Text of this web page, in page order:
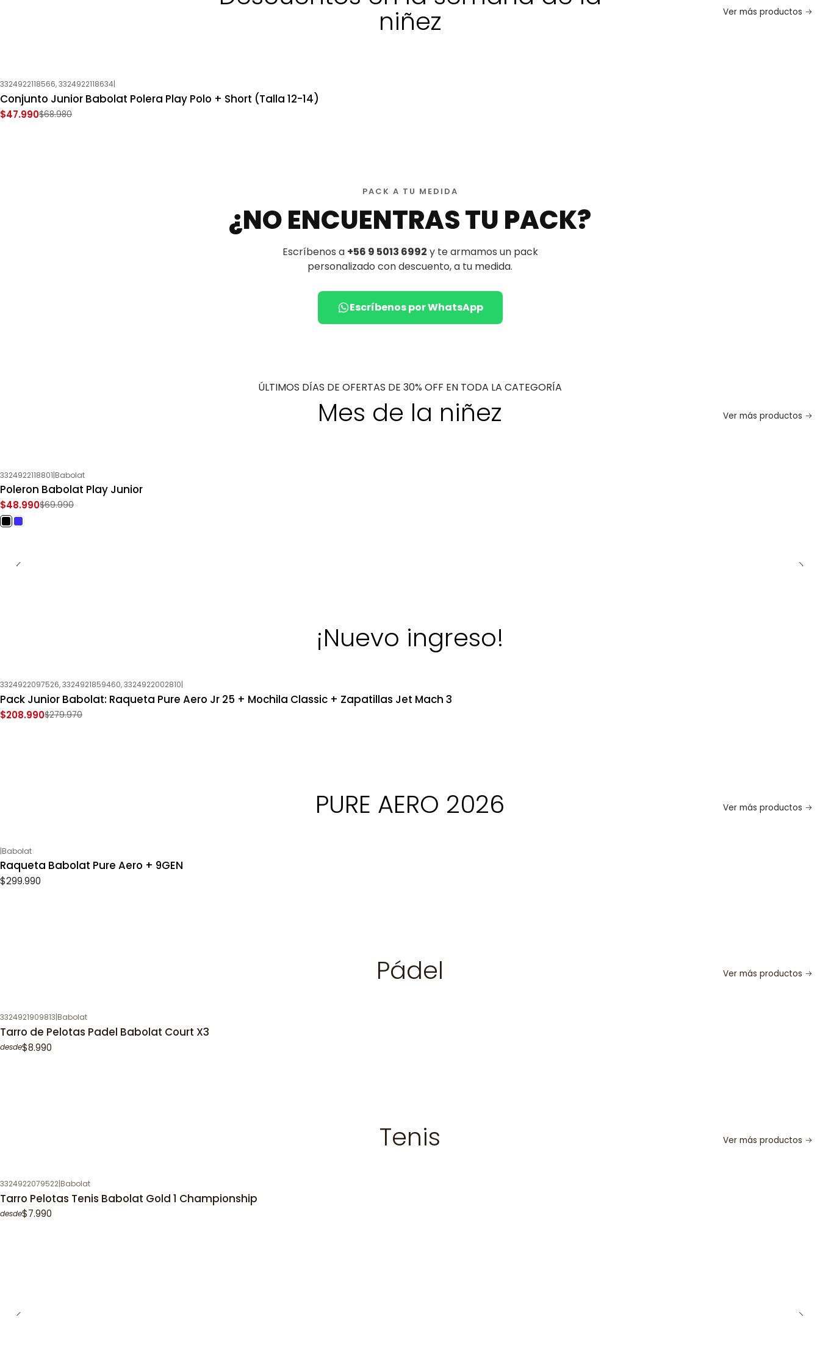
niñez Ver más productos
-30%OFF
Nuevo
3324922118566, 3324922118634|
Conjunto Junior Babolat Polera Play Polo + Short (Talla 12-14)
$47.990$68.980
PACK A TU MEDIDA
¿NO ENCUENTRAS TU PACK?
Escríbenos a +56 9 5013 6992 y te armamos un pack
personalizado con descuento, a tu medida.
Escríbenos por WhatsApp
ÚLTIMOS DÍAS DE OFERTAS DE 30% OFF EN TODA LA CATEGORÍA
Mes de la niñez Ver más productos
-30%OFF
3324922118801|Babolat
Poleron Babolat Play Junior
$48.990$69.990
¡Nuevo ingreso!
-25% OFF
Nuevo
3324922097526, 3324921859460, 3324922002810|
Pack Junior Babolat: Raqueta Pure Aero Jr 25 + Mochila Classic + Zapatillas Jet Mach 3
$208.990$279.970
PURE AERO 2026 Ver más productos
|Babolat
Raqueta Babolat Pure Aero + 9GEN
$299.990
Pádel Ver más productos
3324921909813|Babolat
Tarro de Pelotas Padel Babolat Court X3
desde$8.990
Tenis Ver más productos
3324922079522|Babolat
Tarro Pelotas Tenis Babolat Gold 1 Championship
desde$7.990